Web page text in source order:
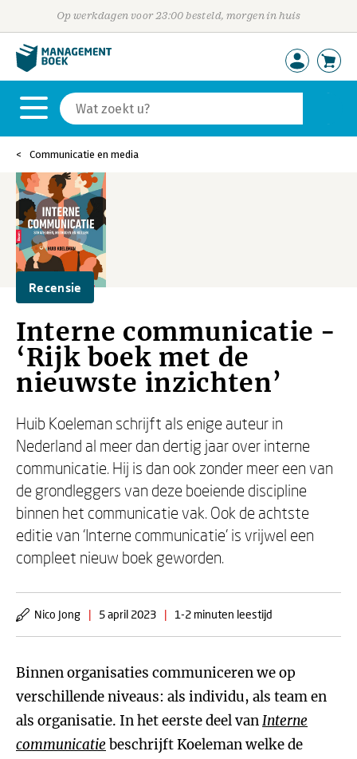
Op werkdagen voor 23:00 besteld, morgen in huis
Communicatie en media
Recensie
Interne communicatie -
‘Rijk boek met de
nieuwste inzichten’
Huib Koeleman schrijft als enige auteur in
Nederland al meer dan dertig jaar over interne
communicatie. Hij is dan ook zonder meer een van
de grondleggers van deze boeiende discipline
binnen het communicatie vak. Ook de achtste
editie van ‘Interne communicatie’ is vrijwel een
compleet nieuw boek geworden.
Nico Jong | 5 april 2023 | 1-2 minuten leestijd
Binnen organisaties communiceren we op
verschillende niveaus: als individu, als team en
als organisatie. In het eerste deel vanInterne
communicatie beschrijft Koeleman welke de